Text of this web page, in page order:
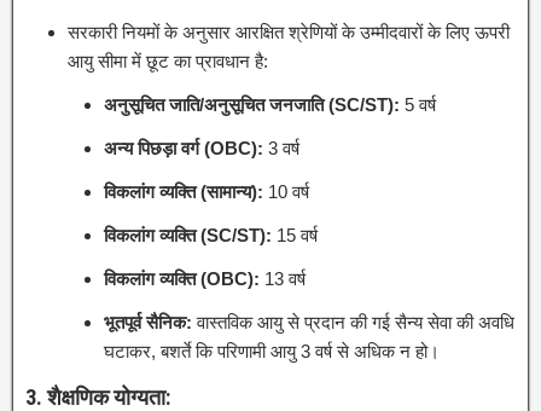
सरकारी नियमों के अनुसार आरक्षित श्रेणियों के उम्मीदवारों के लिए ऊपरी
आयु सीमा में छूट का प्रावधान है:
अनुसूचित जाति/अनुसूचित जनजाति (SC/ST): 5 वर्ष
अन्य पिछड़ा वर्ग (OBC): 3 वर्ष
विकलांग व्यक्ति (सामान्य): 10 वर्ष
विकलांग व्यक्ति (SC/ST): 15 वर्ष
विकलांग व्यक्ति (OBC): 13 वर्ष
भूतपूर्व सैनिक: वास्तविक आयु से प्रदान की गई सैन्य सेवा की अवधि
घटाकर, बशर्ते कि परिणामी आयु 3 वर्ष से अधिक न हो।
3. शैक्षणिक योग्यता: